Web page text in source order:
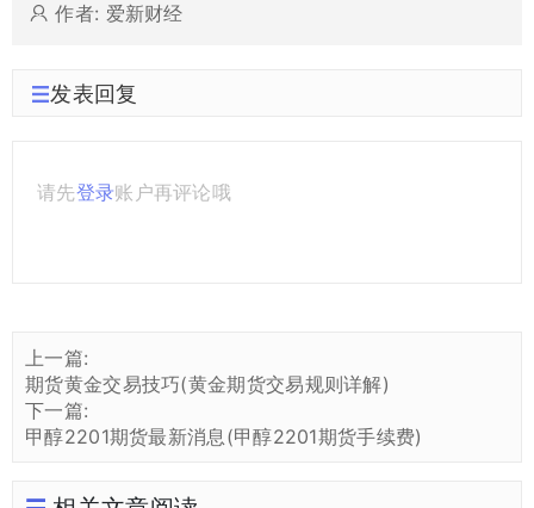
作者: 爱新财经
发表回复
请先登录账户再评论哦
上一篇:
期货黄金交易技巧(黄金期货交易规则详解)
下一篇:
甲醇2201期货最新消息(甲醇2201期货手续费)